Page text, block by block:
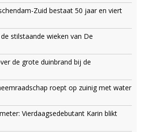
Zuid bestaat 50 jaar en viert
stilstaande wieken van De
de grote duinbrand bij de
roept op zuinig met water
Vierdaagsedebutant Karin blikt